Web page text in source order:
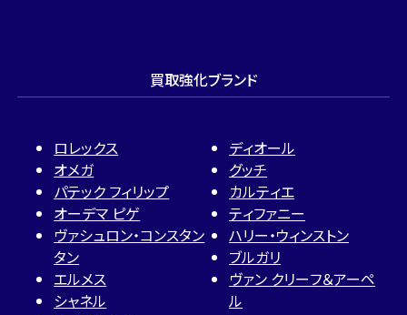
買取強化ブランド
ロレックス
オメガ
パテック フィリップ
オーデマ ピゲ
ヴァシュロン・コンスタン
タン
エルメス
シャネル
ディオール
グッチ
カルティエ
ティファニー
ハリー・ウィンストン
ブルガリ
ヴァン クリーフ＆アーペ
ル